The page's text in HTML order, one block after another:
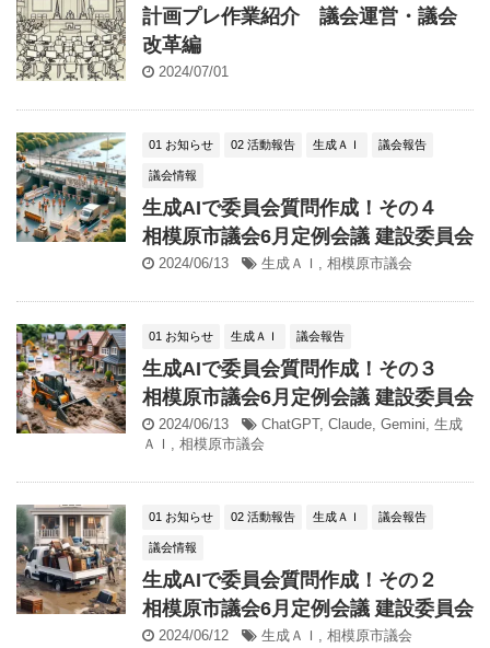
計画プレ作業紹介 議会運営・議会
改革編
2024/07/01
01 お知らせ 02 活動報告 生成ＡＩ 議会報告
議会情報
生成AIで委員会質問作成！その４
相模原市議会6月定例会議 建設委員会
2024/06/13 生成ＡＩ , 相模原市議会
01 お知らせ 生成ＡＩ 議会報告
生成AIで委員会質問作成！その３
相模原市議会6月定例会議 建設委員会
2024/06/13 ChatGPT, Claude, Gemini, 生成
ＡＩ , 相模原市議会
01 お知らせ 02 活動報告 生成ＡＩ 議会報告
議会情報
生成AIで委員会質問作成！その２
相模原市議会6月定例会議 建設委員会
2024/06/12 生成ＡＩ , 相模原市議会